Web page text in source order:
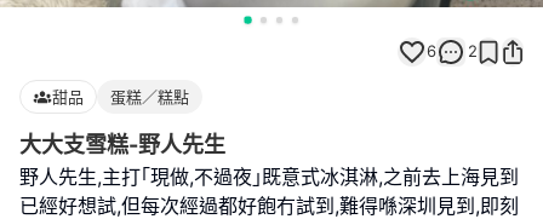
6 2
甜品 蛋糕／糕點
大大支雪糕-野人先生
野人先生,主打｢現做,不過夜｣既意式冰淇淋,之前去上海見到
已經好想試,但每次經過都好飽冇試到,難得喺深圳見到,即刻